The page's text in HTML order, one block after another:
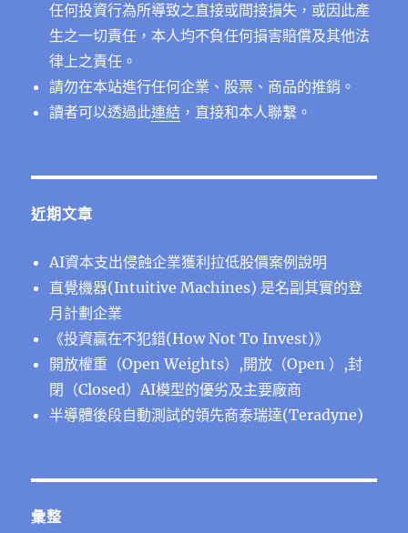
任何投資行為所導致之直接或間接損失，或因此產
生之一切責任，本人均不負任何損害賠償及其他法
律上之責任。
請勿在本站進行任何企業、股票、商品的推銷。
讀者可以透過此連結 ，直接和本人聯繫。
近期文章
AI資本支出侵蝕企業獲利拉低股價案例說明
直覺機器(Intuitive Machines) 是名副其實的登
月計劃企業
《投資贏在不犯錯(How Not To Invest)》
開放權重（Open Weights）,開放（Open ）,封
閉（Closed）AI模型的優劣及主要廠商
半導體後段⾃動測試的領先商泰瑞達(Teradyne)
彙整